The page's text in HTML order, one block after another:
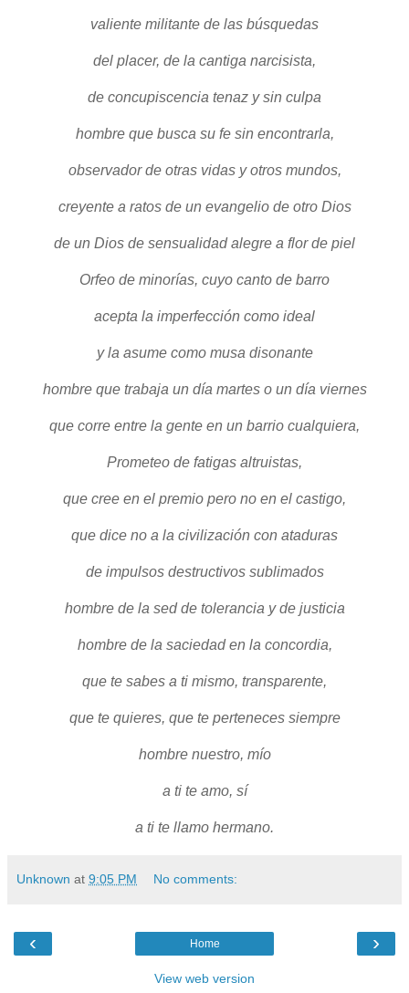
valiente militante de las búsquedas
del placer, de la cantiga narcisista,
de concupiscencia tenaz y sin culpa
hombre que busca su fe sin encontrarla,
observador de otras vidas y otros mundos,
creyente a ratos de un evangelio de otro Dios
de un Dios de sensualidad alegre a flor de piel
Orfeo de minorías, cuyo canto de barro
acepta la imperfección como ideal
y la asume como musa disonante
hombre que trabaja un día martes o un día viernes
que corre entre la gente en un barrio cualquiera,
Prometeo de fatigas altruistas,
que cree en el premio pero no en el castigo,
que dice no a la civilización con ataduras
de impulsos destructivos sublimados
hombre de la sed de tolerancia y de justicia
hombre de la saciedad en la concordia,
que te sabes a ti mismo, transparente,
que te quieres, que te perteneces siempre
hombre nuestro, mío
a ti te amo, sí
a ti te llamo hermano.
Unknown at 9:05 PM No comments:
‹ ›
Home
View web version